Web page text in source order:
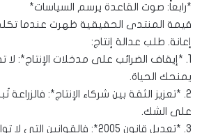
*رابعاً: صوت القاعدة يرسم السياسات*
قيمة المنتدى الحقيقية ظهرت عندما
إعانة. طلب عدالة إنتاج:
1. *إيقاف الضرائب على مدخلات الإنتاج*:
يمنحك الحياة.
2. *تعزيز الثقة بين شركاء الإنتاج*:
على الشك.
3. *تعديل قانون 2005*: